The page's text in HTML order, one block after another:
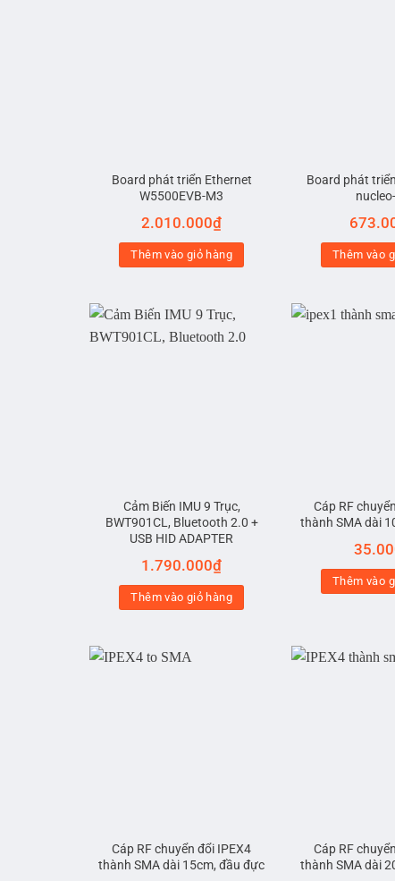
Board phát triển Ethernet
W5500EVB-M3
2.010.000₫
Thêm vào giỏ hàng
Board phát
Thêm vào
Cảm Biến IMU 9 Trục,
BWT901CL, Bluetooth 2.0 +
USB HID ADAPTER
1.790.000₫
Thêm vào giỏ hàng
Cáp RF
thành SMA dài
Thêm vào
Cáp RF chuyển đổi IPEX4
thành SMA dài 15cm, đầu đực
Cáp RF
thành SMA dài